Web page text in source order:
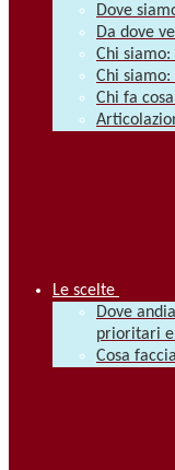
Dove
Da dove
Chi
Chi
Chi fa
Le scelte
Dove
prioritari e
Cosa